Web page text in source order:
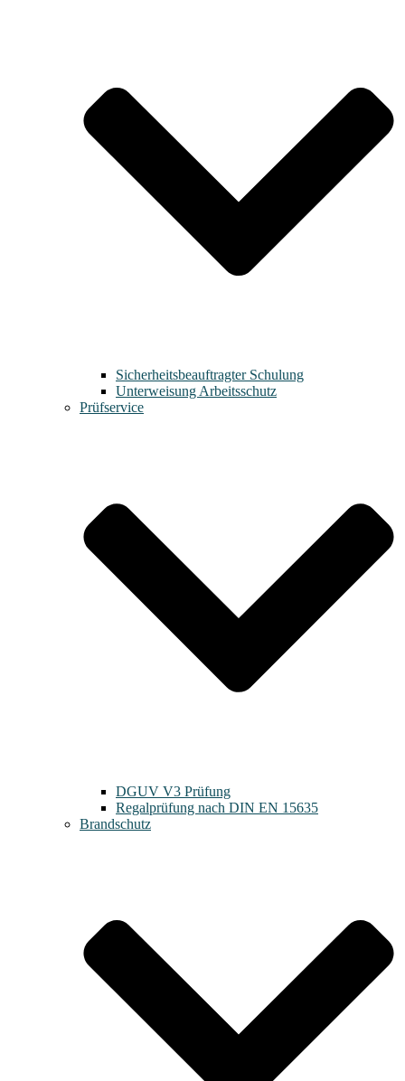
Sicherheitsbeauftragter Schulung
Unterweisung Arbeitsschutz
Prüfservice
DGUV V3 Prüfung
Regalprüfung nach DIN EN 15635
Brandschutz